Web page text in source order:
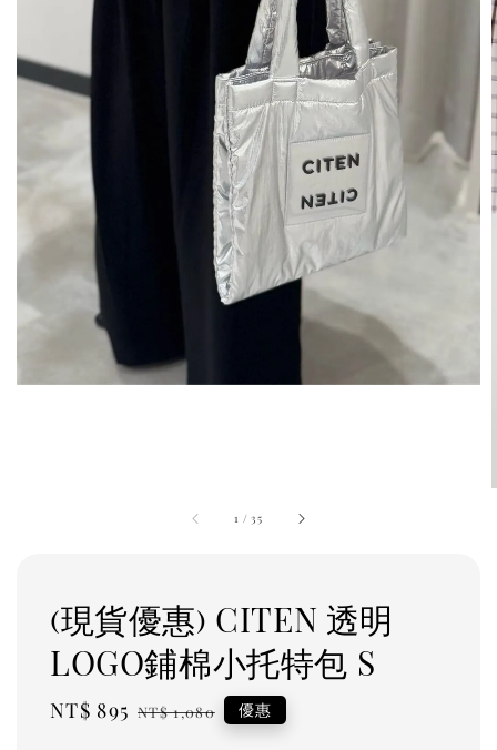
1 /35
(現貨優惠) CITEN 透明
LOGO鋪棉小托特包 S
Sale
NT$ 895 Regular
NT$ 1,080 優惠